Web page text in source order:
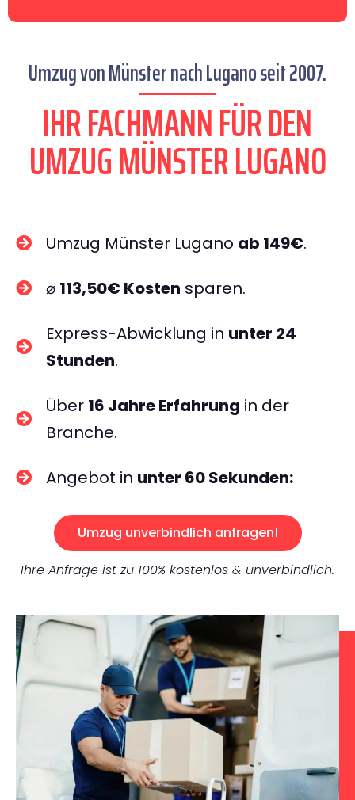
Umzug von Münster nach Lugano seit 2007.
IHR FACHMANN FÜR DEN
UMZUG MÜNSTER LUGANO
Umzug Münster Lugano ab 149€.
⌀ 113,50€ Kosten sparen.
Express-Abwicklung in unter 24
Stunden.
Über 16 Jahre Erfahrung in der
Branche.
Angebot in unter 60 Sekunden:
Umzug unverbindlich anfragen!
Ihre Anfrage ist zu 100% kostenlos & unverbindlich.